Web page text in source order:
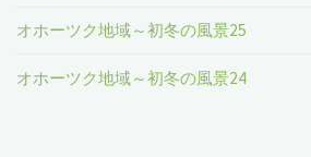
オホーツク地域～初冬の風景25
オホーツク地域～初冬の風景24